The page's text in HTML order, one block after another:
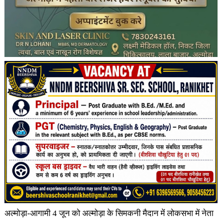
अल्मोड़ा-आगामी 4 जून को अल्मोड़ा के सिमकनी मैदान में लोकसभा में नेता